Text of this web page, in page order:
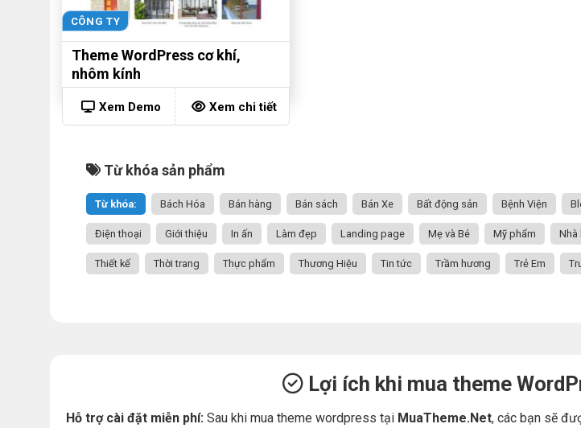
CÔNG TY
Theme WordPress cơ khí,
nhôm kính
Xem Demo Xem chi tiết
Từ khóa sản phẩm
Từ khóa: Bách Hóa Bán hàng Bán sách Bán Xe Bất động sản Bệnh Viện
Điện thoại Giới thiệu In ấn Làm đẹp Landing page Mẹ và Bé Mỹ phẩm Nhà
Thiết kế Thời trang Thực phẩm Thương Hiệu Tin tức Trầm hương Trẻ Em
Lợi ích khi mua theme
Hỗ trợ cài đặt miễn phí: Sau khi mua theme wordpress tại MuaTheme.Net, các bạn sẽ